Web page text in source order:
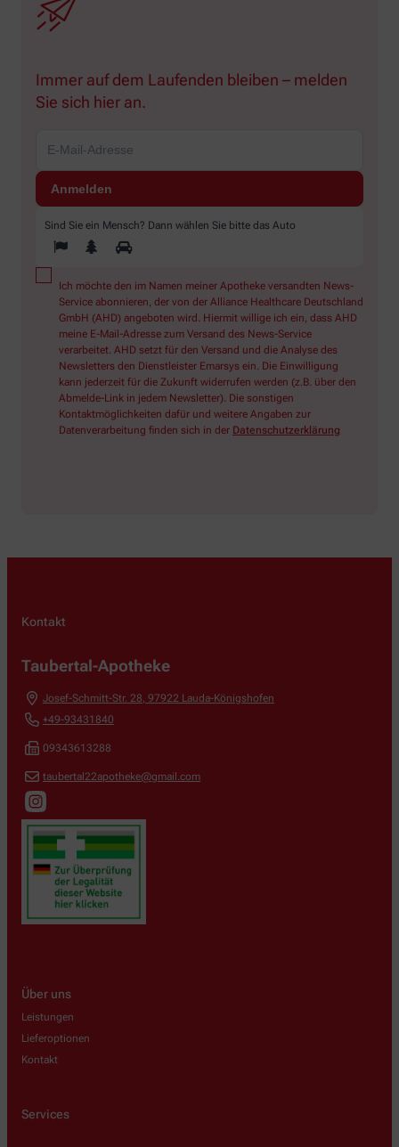
Immer auf dem Laufenden bleiben – melden
Sie sich hier an.
Sind Sie ein Mensch? Dann wählen Sie bitte das Auto
Ich möchte den im Namen meiner Apotheke versandten News-
Service abonnieren, der von der Alliance Healthcare Deutschland
GmbH (AHD) angeboten wird. Hiermit willige ich ein, dass AHD
meine E-Mail-Adresse zum Versand des News-Service
verarbeitet. AHD setzt für den Versand und die Analyse des
Newsletters den Dienstleister Emarsys ein. Die Einwilligung
kann jederzeit für die Zukunft widerrufen werden (z.B. über den
Abmelde-Link in jedem Newsletter). Die sonstigen
Kontaktmöglichkeiten dafür und weitere Angaben zur
Datenverarbeitung finden sich in der Datenschutzerklärung
Kontakt
Taubertal-Apotheke
Josef-Schmitt-Str. 28 97922 Lauda-Königshofen
+49-93431840
09343613288
taubertal22apotheke@gmail.com
Über uns
Leistungen
Lieferoptionen
Kontakt
Services